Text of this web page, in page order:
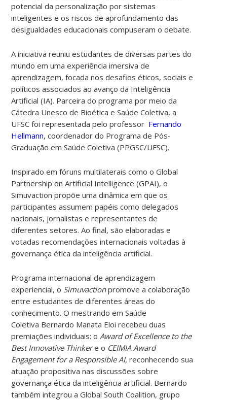
potencial da personalização por sistemas
inteligentes e os riscos de aprofundamento das
desigualdades educacionais compuseram o debate.
A iniciativa reuniu estudantes de diversas partes do
mundo em uma experiência imersiva de
aprendizagem, focada nos desafios éticos, sociais e
políticos associados ao avanço da Inteligência
Artificial (IA). Parceira do programa por meio da
Cátedra Unesco de Bioética e Saúde Coletiva, a
UFSC foi representada pelo professor Fernando
Hellmann, coordenador do Programa de Pós-
Graduação em Saúde Coletiva (PPGSC/UFSC).
Inspirado em fóruns multilaterais como o Global
Partnership on Artificial Intelligence (GPAI), o
Simuvaction propõe uma dinâmica em que os
participantes assumem papéis como delegados
nacionais, jornalistas e representantes de
diferentes setores. Ao final, são elaboradas e
votadas recomendações internacionais voltadas à
governança ética da inteligência artificial.
Programa internacional de aprendizagem
experiencial, o Simuvactionpromove a colaboração
entre estudantes de diferentes áreas do
conhecimento. O mestrando em Saúde
Coletiva Bernardo Manata Eloi recebeu duas
premiações individuais: o Award of Excellence to the
Best Innovative Thinkere o CEIMIA Award
Engagement for a Responsible AI,reconhecendo sua
atuação propositiva nas discussões sobre
governança ética da inteligência artificial. Bernardo
também integrou a Global South Coalition, grupo